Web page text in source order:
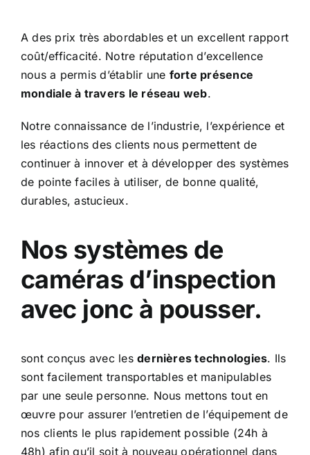
A des prix très abordables et un excellent rapport
coût/efficacité. Notre réputation d’excellence
nous a permis d’établir une forte présence
mondiale à travers le réseau web.
Notre connaissance de l’industrie, l’expérience et
les réactions des clients nous permettent de
continuer à innover et à développer des systèmes
de pointe faciles à utiliser, de bonne qualité,
durables, astucieux.
Nos systèmes de
caméras d’inspection
avec jonc à pousser.
sont conçus avec lesdernières technologies. Ils
sont facilement transportables et manipulables
par une seule personne. Nous mettons tout en
œuvre pour assurer l’entretien de l’équipement de
nos clients le plus rapidement possible (24h à
48h) afin qu’il soit à nouveau opérationnel dans